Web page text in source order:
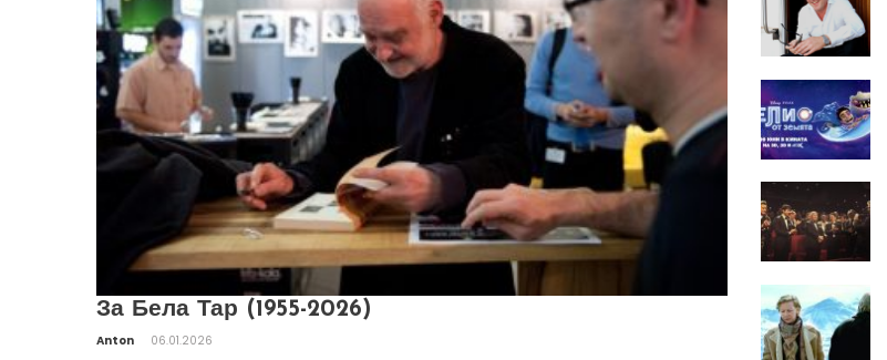
За Бела Тар (1955-2026)
Anton 06.01.2026